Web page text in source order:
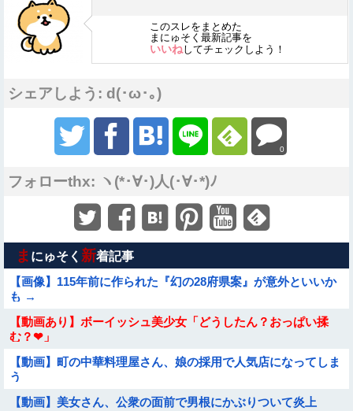
このスレをまとめた
まにゅそく最新記事を
いいねしてチェックしよう！
シェアしよう: d(･ω･｡)
0
フォローthx: ヽ(*･∀･)人(･∀･*)ﾉ
ま にゅそく 新着記事
【画像】115年前に作られた『幻の28府県案』が意外といいか
も →
【動画あり】ボーイッシュ美少女「どうしたん？おっぱい揉
む？❤」
【動画】町の中華料理屋さん、娘の採用で人気店になってしま
う
【動画】美女さん、公衆の面前で男根にかぶりついて炎上